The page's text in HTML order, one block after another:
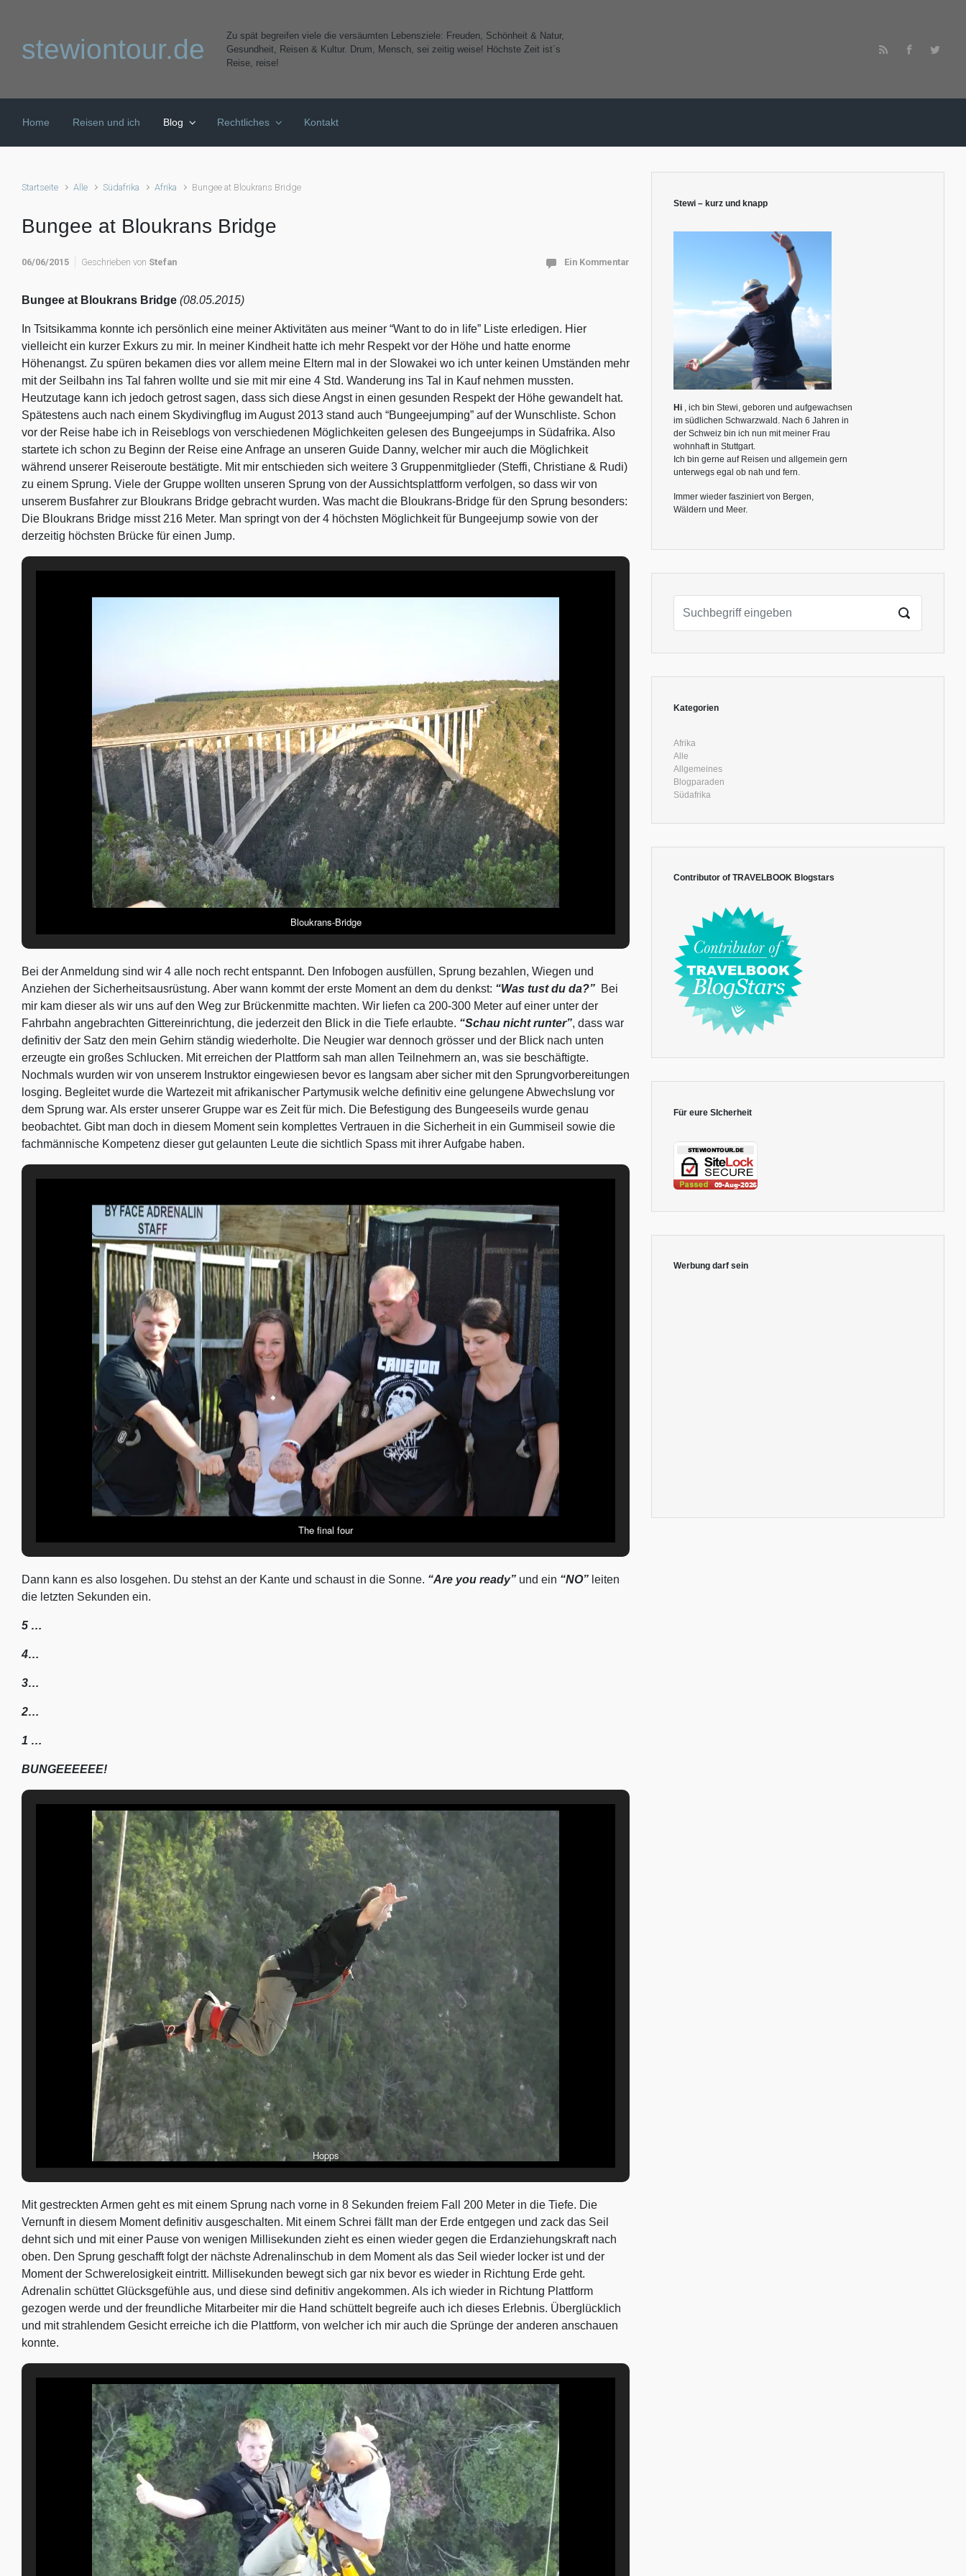
stewiontour.de
Zu spät begreifen viele die versäumten Lebensziele: Freuden, Schönheit & Natur,
Gesundheit, Reisen & Kultur. Drum, Mensch, sei zeitig weise! Höchste Zeit ist´s
Reise, reise!
Home Reisen und ich Blog Rechtliches Kontakt
Startseite Alle Südafrika Afrika Bungee at Bloukrans Bridge
Bungee at Bloukrans Bridge
06/06/2015 Geschrieben von Stefan Ein Kommentar
Bungee at Bloukrans Bridge (08.05.2015)
In Tsitsikamma konnte ich persönlich eine meiner Aktivitäten aus meiner “Want to do in life” Liste erledigen. Hier
vielleicht ein kurzer Exkurs zu mir. In meiner Kindheit hatte ich mehr Respekt vor der Höhe und hatte enorme
Höhenangst. Zu spüren bekamen dies vor allem meine Eltern mal in der Slowakei wo ich unter keinen Umständen mehr
mit der Seilbahn ins Tal fahren wollte und sie mit mir eine 4 Std. Wanderung ins Tal in Kauf nehmen mussten.
Heutzutage kann ich jedoch getrost sagen, dass sich diese Angst in einen gesunden Respekt der Höhe gewandelt hat.
Spätestens auch nach einem Skydivingflug im August 2013 stand auch “Bungeejumping” auf der Wunschliste. Schon
vor der Reise habe ich in Reiseblogs von verschiedenen Möglichkeiten gelesen des Bungeejumps in Südafrika. Also
startete ich schon zu Beginn der Reise eine Anfrage an unseren Guide Danny, welcher mir auch die Möglichkeit
während unserer Reiseroute bestätigte. Mit mir entschieden sich weitere 3 Gruppenmitglieder (Steffi, Christiane & Rudi)
zu einem Sprung. Viele der Gruppe wollten unseren Sprung von der Aussichtsplattform verfolgen, so dass wir von
unserem Busfahrer zur Bloukrans Bridge gebracht wurden. Was macht die Bloukrans-Bridge für den Sprung besonders:
Die Bloukrans Bridge misst 216 Meter. Man springt von der 4 höchsten Möglichkeit für Bungeejump sowie von der
derzeitig höchsten Brücke für einen Jump.
Bloukrans-Bridge
Bei der Anmeldung sind wir 4 alle noch recht entspannt. Den Infobogen ausfüllen, Sprung bezahlen, Wiegen und
Anziehen der Sicherheitsausrüstung. Aber wann kommt der erste Moment an dem du denkst: “Was tust du da?” Bei
mir kam dieser als wir uns auf den Weg zur Brückenmitte machten. Wir liefen ca 200-300 Meter auf einer unter der
Fahrbahn angebrachten Gittereinrichtung, die jederzeit den Blick in die Tiefe erlaubte. “Schau nicht runter”, dass war
definitiv der Satz den mein Gehirn ständig wiederholte. Die Neugier war dennoch grösser und der Blick nach unten
erzeugte ein großes Schlucken. Mit erreichen der Plattform sah man allen Teilnehmern an, was sie beschäftigte.
Nochmals wurden wir von unserem Instruktor eingewiesen bevor es langsam aber sicher mit den Sprungvorbereitungen
losging. Begleitet wurde die Wartezeit mit afrikanischer Partymusik welche definitiv eine gelungene Abwechslung vor
dem Sprung war. Als erster unserer Gruppe war es Zeit für mich. Die Befestigung des Bungeeseils wurde genau
beobachtet. Gibt man doch in diesem Moment sein komplettes Vertrauen in die Sicherheit in ein Gummiseil sowie die
fachmännische Kompetenz dieser gut gelaunten Leute die sichtlich Spass mit ihrer Aufgabe haben.
The final four
Dann kann es also losgehen. Du stehst an der Kante und schaust in die Sonne. “Are you ready” und ein “NO” leiten
die letzten Sekunden ein.
5 …
4…
3…
2…
1 …
BUNGEEEEEE!
Hopps
Mit gestreckten Armen geht es mit einem Sprung nach vorne in 8 Sekunden freiem Fall 200 Meter in die Tiefe. Die
Vernunft in diesem Moment definitiv ausgeschalten. Mit einem Schrei fällt man der Erde entgegen und zack das Seil
dehnt sich und mit einer Pause von wenigen Millisekunden zieht es einen wieder gegen die Erdanziehungskraft nach
oben. Den Sprung geschafft folgt der nächste Adrenalinschub in dem Moment als das Seil wieder locker ist und der
Moment der Schwerelosigkeit eintritt. Millisekunden bewegt sich gar nix bevor es wieder in Richtung Erde geht.
Adrenalin schüttet Glücksgefühle aus, und diese sind definitiv angekommen. Als ich wieder in Richtung Plattform
gezogen werde und der freundliche Mitarbeiter mir die Hand schüttelt begreife auch ich dieses Erlebnis. Überglücklich
und mit strahlendem Gesicht erreiche ich die Plattform, von welcher ich mir auch die Sprünge der anderen anschauen
konnte.
Stewi – kurz und knapp
Hi , ich bin Stewi, geboren und aufgewachsen
im südlichen Schwarzwald. Nach 6 Jahren in
der Schweiz bin ich nun mit meiner Frau
wohnhaft in Stuttgart.
Ich bin gerne auf Reisen und allgemein gern
unterwegs egal ob nah und fern.
Immer wieder fasziniert von Bergen,
Wäldern und Meer.
Kategorien
Afrika
Alle
Allgemeines
Blogparaden
Südafrika
Contributor of TRAVELBOOK Blogstars
Für eure SIcherheit
Werbung darf sein